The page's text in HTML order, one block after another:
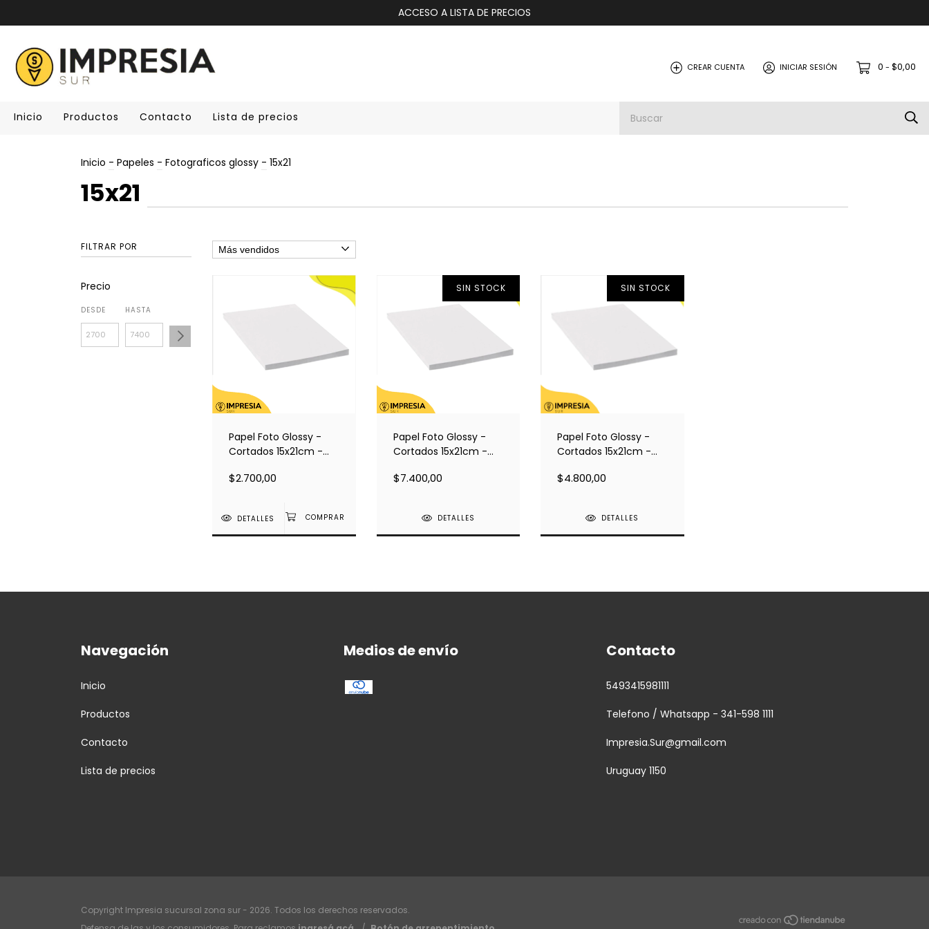
ACCESO A LISTA DE PRECIOS
CREAR CUENTA INICIAR SESIÓN 0 - $0,00
Inicio Productos Contacto Lista de precios
Inicio - Papeles - Fotograficos glossy - 15x21
15x21
FILTRAR POR
Precio
DESDE HASTA
Papel Foto Glossy -
Cortados 15x21cm -
hojas
$2.700,00
DETALLES
SIN STOCK
Papel Foto Glossy -
Cortados 15x21cm -
hojas
$7.400,00
DETALLES
SIN STOCK
Papel Foto Glossy -
Cortados 15x21cm -
hojas
$4.800,00
DETALLES
Navegación
Inicio
Productos
Contacto
Lista de precios
Medios de envío Contacto
5493415981111
Telefono / Whatsapp - 341-598 1111
Impresia.Sur@gmail.com
Uruguay 1150
Copyright Impresia sucursal zona sur - 2026. Todos los derechos reservados.